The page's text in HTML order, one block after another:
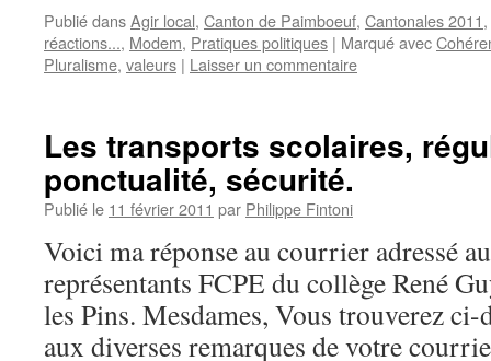
Publié dansAgir local, Canton de Paimboeuf, Cantonales 2011,
réactions..., Modem, Pratiques politiques | Marqué avec
Pluralisme, valeurs | Laisser un commentaire
Les transports scolaires,
ponctualité, sécurité.
Publié le 11 février 2011 par Philippe Fintoni
Voici ma réponse au courrier adressé
représentants FCPE du collège René
les Pins. Mesdames, Vous trouverez ci-
aux diverses remarques de votre